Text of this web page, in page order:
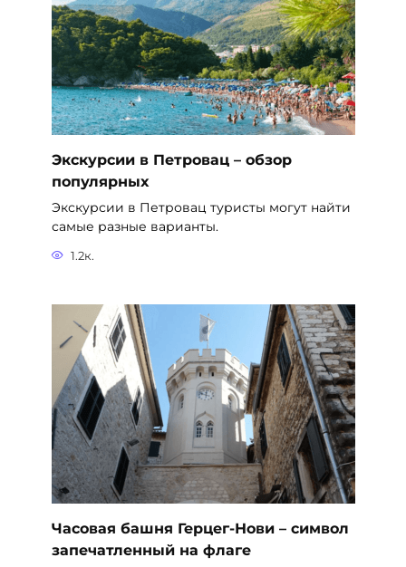
Экскурсии в Петровац – обзор
популярных
Экскурсии в Петровац туристы могут найти
самые разные варианты.
1.2к.
Часовая башня Герцег-Нови – символ
запечатленный на флаге